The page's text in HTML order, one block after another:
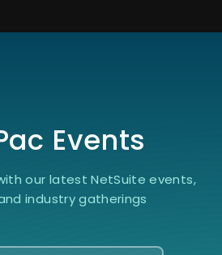
Events
our latest NetSuite events,
industry gatherings